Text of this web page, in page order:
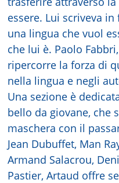
essere. Lui scriveva
una lingua che vuol
che lui è. Paolo
ripercorre la forza di
nella lingua e negli
Una sezione è
bello da giovane, che
maschera con il
Jean Dubuffet, Man
Armand Salacrou,
Pastier, Artaud offre